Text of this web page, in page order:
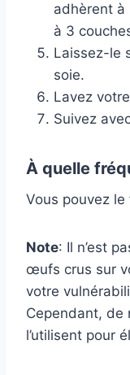
adhèrent à
à 3
Laissez-le
soie.
Lavez
Suivez
À quelle
Vous pouvez
Note: Il n’est
œufs crus sur
votre
Cependant, de
l’utilisent pour